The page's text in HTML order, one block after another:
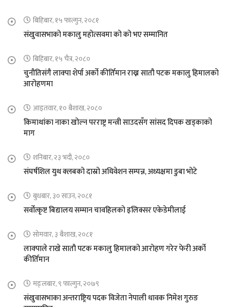
बिहिबार, १५ फाल्गुन, २०८१
संखुवासभाको मकालु महोत्सवमा को को भए सम्मानित
बिहिबार, १५ चैत्र, २०८०
चुनौतिसंगै लाक्पा शेर्पा अर्को कीर्तिमान राख्न सातौ पटक मकालु हिमालको
आरोहणमा
आइतवार, १० बैशाख, २०८०
किमाथांका नाका खोल्न परराष्ट्र मन्त्री साउदसँग सांसद दिपक खड्काको
माग
शनिबार, २३ भदौ, २०८०
संघर्षशिल युथ क्लबको दास्रो अधिवेशन सम्पन्न, अध्यक्षमा डुबा भोटे
बुधबार, ३० साउन, २०८१
सर्वोत्कृष्ट बिद्यालय सम्मान चावहिलको इलिक्सर एकेडेमीलाई
सोमवार, ३ बैशाख, २०८१
लाक्पाले राखे सातौ पटक मकालु हिमालको आरोहण गरेर फेरी अर्को
कीर्तिमान
मङ्लबार, ९ फाल्गुन, २०७९
संखुवासभाका अन्तराष्ट्रिय पदक विजेता नेपाली धावक निमेश गुरुङ